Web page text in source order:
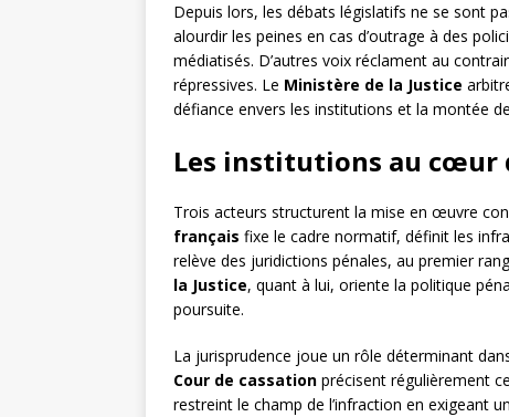
Depuis lors, les débats législatifs ne se sont
alourdir les peines en cas d’outrage à des
médiatisés. D’autres voix réclament au
répressives. Le Ministère de la Justice
défiance envers les institutions et la montée
Les institutions au cœur
Trois acteurs structurent la mise en œuvre
français fixe le cadre normatif, définit les
relève des juridictions pénales, au premier
la Justice, quant à lui, oriente la politique
poursuite.
La jurisprudence joue un rôle déterminant
Cour de cassation précisent régulièrement
restreint le champ de l’infraction en exigeant